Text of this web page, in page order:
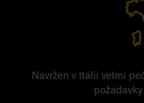
Navržen v Itálii velmi